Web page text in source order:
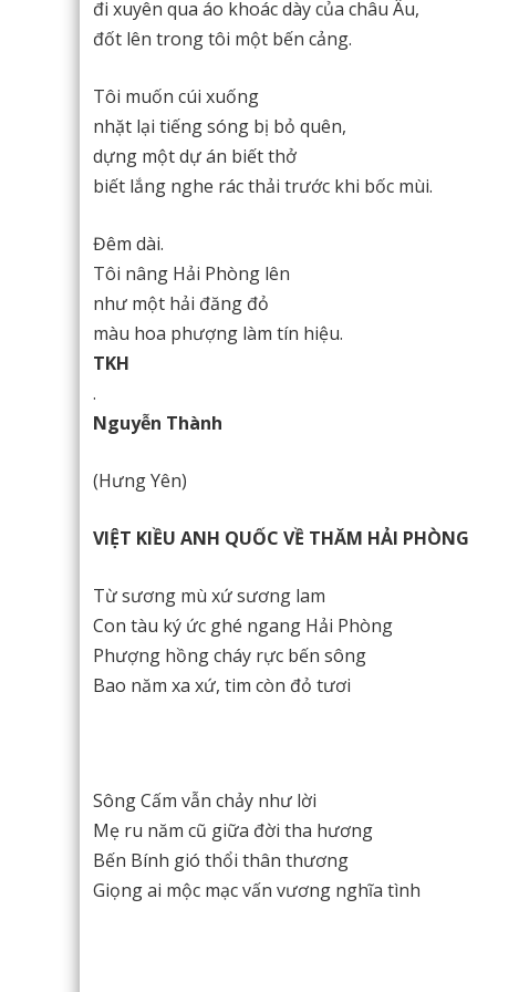
đi xuyên qua áo khoác dày của châu Âu,
đốt lên trong tôi một bến cảng.
Tôi muốn cúi xuống
nhặt lại tiếng sóng bị bỏ quên,
dựng một dự án biết thở
biết lắng nghe rác thải trước khi bốc mùi.
Đêm dài.
Tôi nâng Hải Phòng lên
như một hải đăng đỏ
màu hoa phượng làm tín hiệu.
TKH
.
Nguyễn Thành
(Hưng Yên)
VIỆT KIỀU ANH QUỐC VỀ THĂM HẢI PHÒNG
Từ sương mù xứ sương lam
Con tàu ký ức ghé ngang Hải Phòng
Phượng hồng cháy rực bến sông
Bao năm xa xứ, tim còn đỏ tươi
Sông Cấm vẫn chảy như lời
Mẹ ru năm cũ giữa đời tha hương
Bến Bính gió thổi thân thương
Giọng ai mộc mạc vấn vương nghĩa tình